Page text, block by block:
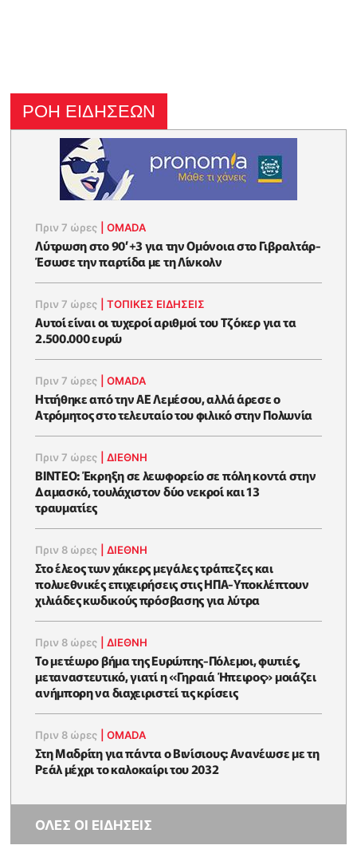
ΡΟΗ ΕΙΔΗΣΕΩΝ
Πριν 7 ώρες |OMADA
Λύτρωση στο 90’+3 για την Ομόνοια στο Γιβραλτάρ-
Έσωσε την παρτίδα με τη Λίνκολν
Πριν 7 ώρες |ΤΟΠΙΚΕΣ ΕΙΔΗΣΕΙΣ
Αυτοί είναι οι τυχεροί αριθμοί του Τζόκερ για τα
2.500.000 ευρώ
Πριν 7 ώρες |OMADA
Ηττήθηκε από την ΑΕ Λεμέσου, αλλά άρεσε ο
Ατρόμητος στο τελευταίο του φιλικό στην Πολωνία
Πριν 7 ώρες |ΔΙΕΘΝΗ
ΒΙΝΤΕΟ: Έκρηξη σε λεωφορείο σε πόλη κοντά στην
Δαμασκό, τουλάχιστον δύο νεκροί και 13
τραυματίες
Πριν 8 ώρες |ΔΙΕΘΝΗ
Στο έλεος των χάκερς μεγάλες τράπεζες και
πολυεθνικές επιχειρήσεις στις ΗΠΑ-Υποκλέπτουν
χιλιάδες κωδικούς πρόσβασης για λύτρα
Πριν 8 ώρες |ΔΙΕΘΝΗ
Το μετέωρο βήμα της Ευρώπης-Πόλεμοι, φωτιές,
μεταναστευτικό, γιατί η «Γηραιά Ήπειρος» μοιάζει
ανήμπορη να διαχειριστεί τις κρίσεις
Πριν 8 ώρες |OMADA
Στη Μαδρίτη για πάντα ο Βινίσιους: Ανανέωσε με τη
Ρεάλ μέχρι το καλοκαίρι του 2032
ΟΛΕΣ ΟΙ ΕΙΔΗΣΕΙΣ